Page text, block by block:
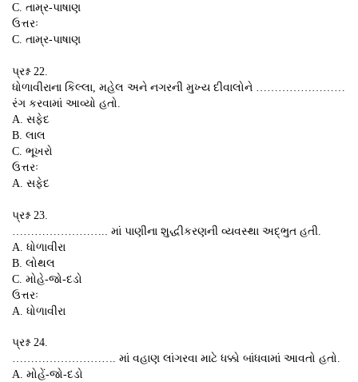
C. તામ્ર-પાષાણ
ઉત્તરઃ
C. તામ્ર-પાષાણ
પ્રશ્ન 22.
ધોળાવીરાના કિલ્લા, મહેલ અને નગરની મુખ્ય દીવાલોને ……………………
રંગ કરવામાં આવ્યો હતો.
A. સફેદ
B. લાલ
C. ભૂખરો
ઉત્તરઃ
A. સફેદ
પ્રશ્ન 23.
…………………….. માં પાણીના શુદ્ધીકરણની વ્યવસ્થા અદ્ભુત હતી.
A. ધોળાવીરા
B. લોથલ
C. મોહે-જો-દડો
ઉત્તરઃ
A. ધોળાવીરા
પ્રશ્ન 24.
………………………. માં વહાણ લાંગરવા માટે ધક્કો બાંધવામાં આવતો હતો.
A. મોહેં-જો-દડો